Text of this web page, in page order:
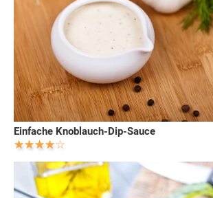
Einfache Knoblauch-Dip-Sauce